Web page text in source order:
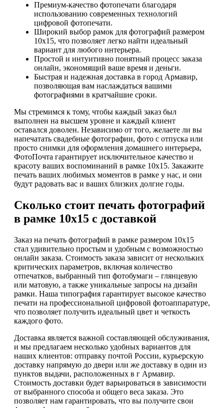
Премиум-качество фотопечати благодаря
использованию современных технологий
цифровой фотопечати.
Широкий выбор рамок для фотографий размером
10х15, что позволяет легко найти идеальный
вариант для любого интерьера.
Простой и интуитивно понятный процесс заказа
онлайн, экономящий ваше время и деньги.
Быстрая и надежная доставка в город Армавир,
позволяющая вам наслаждаться вашими
фотографиями в кратчайшие сроки.
Мы стремимся к тому, чтобы каждый заказ был
выполнен на высшем уровне и каждый клиент
оставался доволен. Независимо от того, желаете ли вы
напечатать свадебные фотографии, фото с отпуска или
просто снимки для оформления домашнего интерьера,
ФотоПочта гарантирует исключительное качество и
красоту ваших воспоминаний в рамке 10х15. Закажите
печать ваших любимых моментов в рамке у нас, и они
будут радовать вас и ваших близких долгие годы.
Сколько стоит печать фотографий
в рамке 10х15 с доставкой
Заказ на печать фотографий в рамке размером 10х15
стал удивительно простым и удобным с возможностью
онлайн заказа. Стоимость заказа зависит от нескольких
критических параметров, включая количество
отпечатков, выбранный тип фотобумаги – глянцевую
или матовую, а также уникальные запросы на дизайн
рамки. Наша типография гарантирует высокое качество
печати на профессиональной цифровой фотоаппаратуре,
что позволяет получить идеальный цвет и четкость
каждого фото.
Доставка является важной составляющей обслуживания,
и мы предлагаем несколько удобных вариантов для
наших клиентов: отправку почтой России, курьерскую
доставку напрямую до двери или же доставку в один из
пунктов выдачи, расположенных в г Армавир.
Стоимость доставки будет варьироваться в зависимости
от выбранного способа и общего веса заказа. Это
позволяет нам гарантировать, что вы получите свои